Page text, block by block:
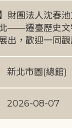
】財團法人沈春
——遷臺歷史文
出，歡迎一同觀
新北市圖(總館)
2026-08-07